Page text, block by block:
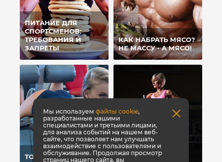
ПИТАНИЕ ДЛЯ
СПОРТСМЕНОВ:
ТРЕБОВАНИЯ И
ЗАПРЕТЫ
КАК НАБРАТЬ МЯСО?
НЕ МАССУ - А МЯСО!
TOP 10 ПРИЧИН ДЛЯ
Мы используемфайлы cookie,
разработанные нашими
специалистами и третьими лицами,
для анализа событий на нашем веб-
сайте, что позволяет нам улучшать
взаимодействие с пользователями и
обслуживание. Продолжая просмотр
страниц нашего сайта, вы